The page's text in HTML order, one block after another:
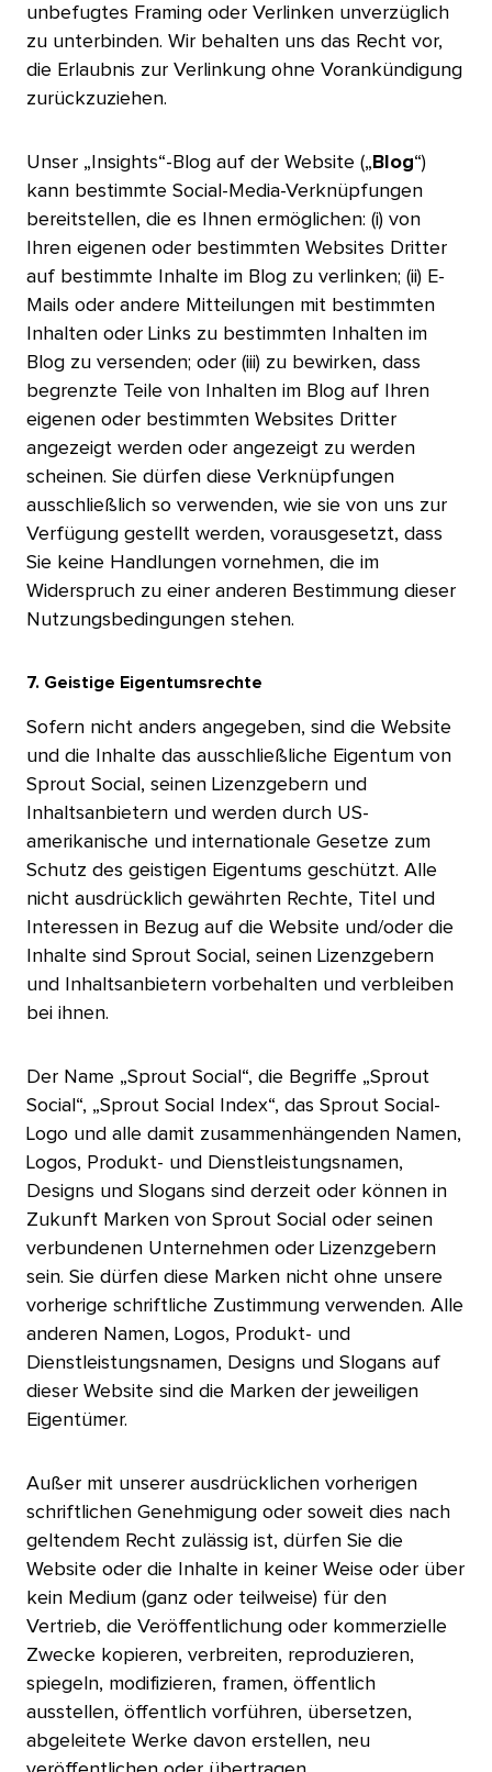
unbefugtes Framing oder Verlinken unverzüglich
zu unterbinden. Wir behalten uns das Recht vor,
die Erlaubnis zur Verlinkung ohne Vorankündigung
zurückzuziehen.​​
Unser „Insights“-Blog auf der Website („ Blog“)
kann bestimmte Social-Media-Verknüpfungen
bereitstellen, die es Ihnen ermöglichen: (i) von
Ihren eigenen oder bestimmten Websites Dritter
auf bestimmte Inhalte im Blog zu verlinken; (ii) E-
Mails oder andere Mitteilungen mit bestimmten
Inhalten oder Links zu bestimmten Inhalten im
Blog zu versenden; oder (iii) zu bewirken, dass
begrenzte Teile von Inhalten im Blog auf Ihren
eigenen oder bestimmten Websites Dritter
angezeigt werden oder angezeigt zu werden
scheinen. Sie dürfen diese Verknüpfungen
ausschließlich so verwenden, wie sie von uns zur
Verfügung gestellt werden, vorausgesetzt, dass
Sie keine Handlungen vornehmen, die im
Widerspruch zu einer anderen Bestimmung dieser
Nutzungsbedingungen stehen.​​
7. Geistige Eigentumsrechte​​
Sofern nicht anders angegeben, sind die Website
und die Inhalte das ausschließliche Eigentum von
Sprout Social, seinen Lizenzgebern und
Inhaltsanbietern und werden durch US-
amerikanische und internationale Gesetze zum
Schutz des geistigen Eigentums geschützt. Alle
nicht ausdrücklich gewährten Rechte, Titel und
Interessen in Bezug auf die Website und/oder die
Inhalte sind Sprout Social, seinen Lizenzgebern
und Inhaltsanbietern vorbehalten und verbleiben
bei ihnen.​​
Der Name „Sprout Social“, die Begriffe „Sprout
Social“, „Sprout Social Index“, das Sprout Social-
Logo und alle damit zusammenhängenden Namen,
Logos, Produkt- und Dienstleistungsnamen,
Designs und Slogans sind derzeit oder können in
Zukunft Marken von Sprout Social oder seinen
verbundenen Unternehmen oder Lizenzgebern
sein. Sie dürfen diese Marken nicht ohne unsere
vorherige schriftliche Zustimmung verwenden. Alle
anderen Namen, Logos, Produkt- und
Dienstleistungsnamen, Designs und Slogans auf
dieser Website sind die Marken der jeweiligen
Eigentümer.​​
Außer mit unserer ausdrücklichen vorherigen
schriftlichen Genehmigung oder soweit dies nach
geltendem Recht zulässig ist, dürfen Sie die
Website oder die Inhalte in keiner Weise oder über
kein Medium (ganz oder teilweise) für den
Vertrieb, die Veröffentlichung oder kommerzielle
Zwecke kopieren, verbreiten, reproduzieren,
spiegeln, modifizieren, framen, öffentlich
ausstellen, öffentlich vorführen, übersetzen,
abgeleitete Werke davon erstellen, neu